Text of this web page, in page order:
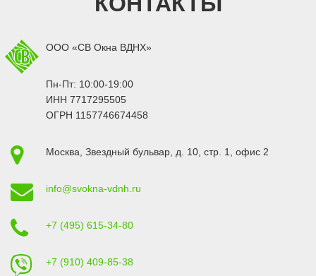
ООО «СВ Окна ВДНХ»
Пн-Пт: 10:00-19:00
ИНН 7717295505
ОГРН 1157746674458
Москва Звездный бульвар, д. 10, стр. 1 , офис 2
info@svokna-vdnh.ru
+7 (495) 615-34-80
+7 (910) 409-85-38